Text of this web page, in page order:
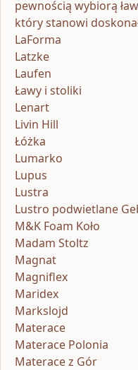
pewnością wybiorą
który stanowi
LaForma
Latzke
Laufen
Ławy i stoliki
Lenart
Livin Hill
Łóżka
Lumarko
Lupus
Lustra
Lustro podwietlane
M&K Foam Koło
Madam Stoltz
Magnat
Magniflex
Maridex
Markslojd
Materace
Materace Polonia
Materace z Gór